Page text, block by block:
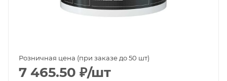
Розничная цена (при заказе до 50 шт)
7 465.50 ₽/шт